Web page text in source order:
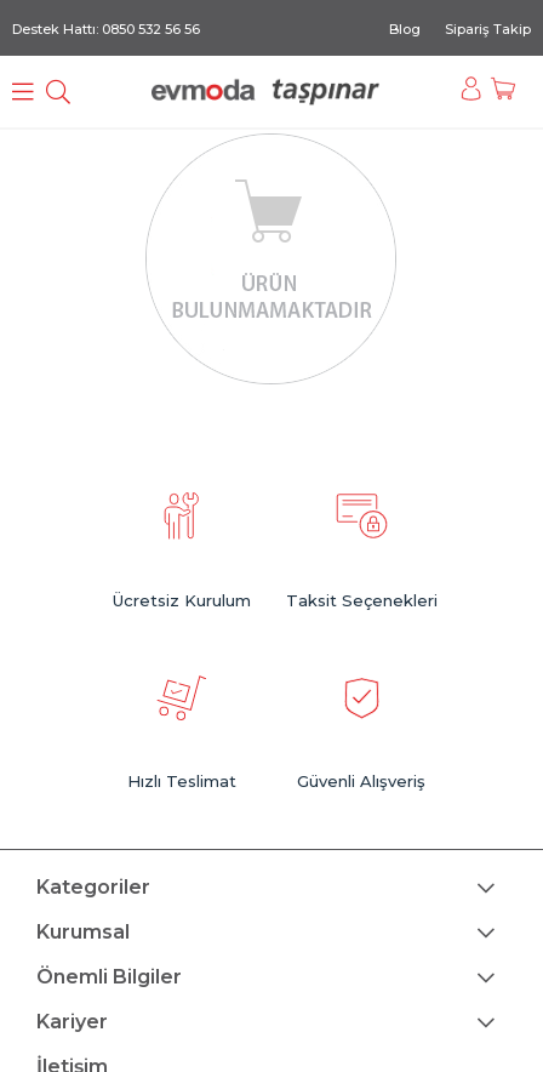
Destek Hattı: 0850 532 56 56 Blog Sipariş Takip
Ücretsiz Kurulum Taksit Seçenekleri
Hızlı Teslimat Güvenli Alışveriş
Kategoriler
Kurumsal
Önemli Bilgiler
Kariyer
İletişim